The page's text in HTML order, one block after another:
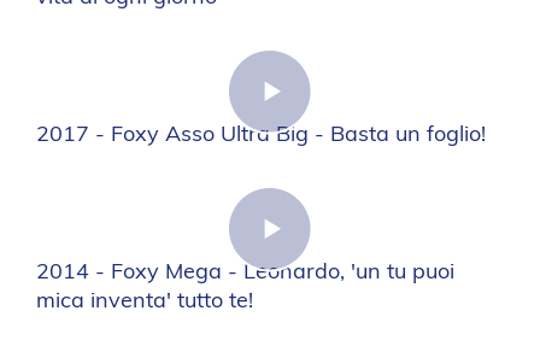
2017 - Foxy Asso Ultra Big - Basta un foglio!
2014 - Foxy Mega - Leonardo, 'un tu puoi
mica inventa' tutto te!